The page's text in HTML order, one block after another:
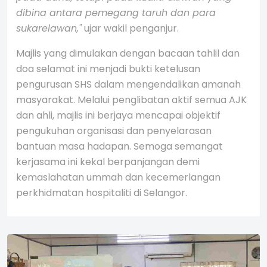
dibina antara pemegang taruh dan para
sukarelawan,"ujar wakil penganjur.
Majlis yang dimulakan dengan bacaan tahlil dan
doa selamat ini menjadi bukti ketelusan
pengurusan SHS dalam mengendalikan amanah
masyarakat. Melalui penglibatan aktif semua AJK
dan ahli, majlis ini berjaya mencapai objektif
pengukuhan organisasi dan penyelarasan
bantuan masa hadapan. Semoga semangat
kerjasama ini kekal berpanjangan demi
kemaslahatan ummah dan kecemerlangan
perkhidmatan hospitaliti di Selangor.